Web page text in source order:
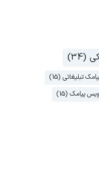
(34)
تبلیغاتی (15)
پیامک (15)